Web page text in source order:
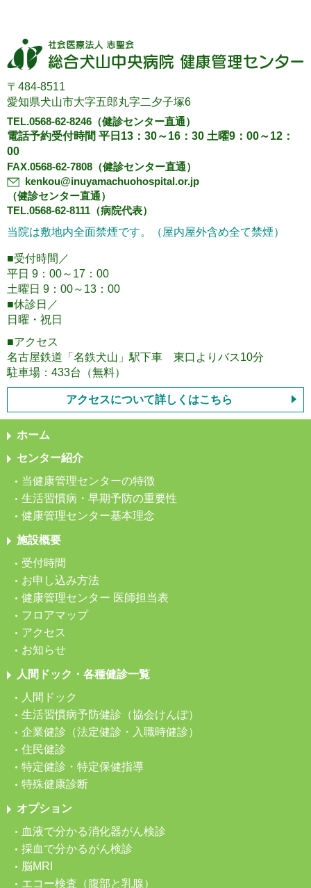
〒484-8511
愛知県犬山市大字五郎丸字二夕子塚6
TEL.0568-62-8246 （健診センター直通）
電話予約受付時間 平日13：30～16：30 土曜9：00～12：
00
FAX.0568-62-7808（健診センター直通）
kenkou@inuyamachuohospital.or.jp
（健診センター直通）
TEL.0568-62-8111（病院代表）
当院は敷地内全面禁煙です。（屋内屋外含め全て禁煙）
■受付時間／
平日 9：00～17：00
土曜日 9：00～13：00
■休診日／
日曜・祝日
■アクセス
名古屋鉄道「名鉄犬山」駅下車 東口よりバス10分
駐車場：433台（無料）
アクセスについて詳しくはこちら
ホーム
センター紹介
当健康管理センターの特徴
生活習慣病・早期予防の重要性
健康管理センター基本理念
施設概要
受付時間
お申し込み方法
健康管理センター 医師担当表
フロアマップ
アクセス
お知らせ
人間ドック・各種健診一覧
人間ドック
生活習慣病予防健診（協会けんぽ）
企業健診（法定健診・入職時健診）
住民健診
特定健診・特定保健指導
特殊健康診断
オプション
血液で分かる消化器がん検診
採血で分かるがん検診
脳MRI
エコー検査（腹部と乳腺）